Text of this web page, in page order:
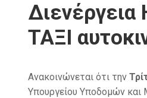
ΤΑΞΙ
Ανακοινώνεται ότι την
Υπουργείου Υποδομών και